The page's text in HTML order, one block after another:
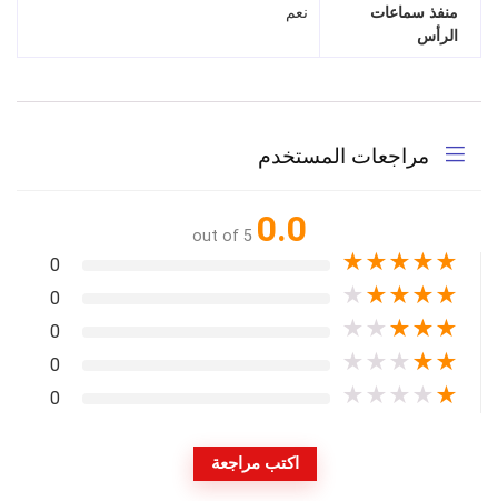
منفذ سماعات
الرأس
نعم
مراجعات المستخدم
0.0
out of 5
★
★
★
★
★
0
★
★
★
★
★
0
★
★
★
★
★
0
★
★
★
★
★
0
★
★
★
★
★
0
اكتب مراجعة